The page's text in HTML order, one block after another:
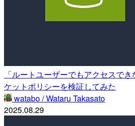
「ルートユーザーでもアクセスで
ケットポリシーを検証してみた
watabo / Wataru Takasato
2025.08.29